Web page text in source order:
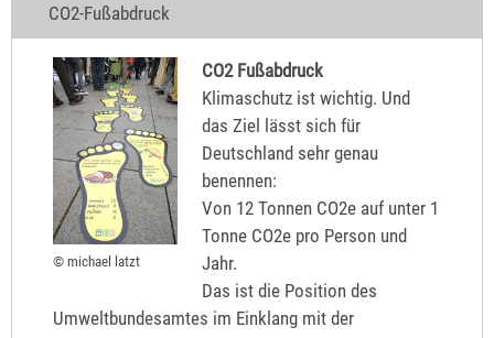
CO2-Fußabdruck
© michael latzt
CO2 Fußabdruck
Klimaschutz ist wichtig. Und
das Ziel lässt sich für
Deutschland sehr genau
benennen:
Von 12 Tonnen CO2e auf unter 1
Tonne CO2e pro Person und
Jahr.
Das ist die Position des
Umweltbundesamtes im Einklang mit der